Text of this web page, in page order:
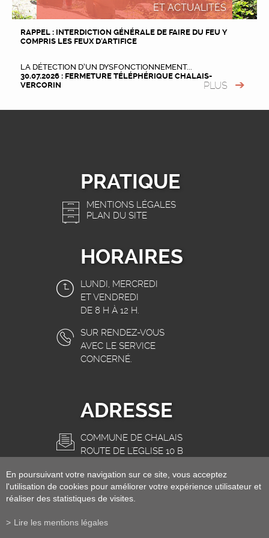
ET ACTUALITÉS
RAPPEL : INTERDICTION GÉNÉRALE DE FAIRE DU FEU Y
COMPRIS LES FEUX D'ARTIFICE
LA DÉTECTION D’UN DYSFONCTIONNEMENT...
30.07.2026 : FERMETURE TÉLÉPHÉRIQUE CHALAIS-
VERCORIN
PLUS
PRATIQUE
MENTIONS LÉGALES
PLAN DU SITE
HORAIRES
LUNDI, MERCREDI
ET VENDREDI
DE 8 H À 12 H.
SUR RENDEZ-VOUS
AVEC LE SERVICE
CONCERNÉ.
ADRESSE
COMMUNE DE CHALAIS
ROUTE DE L'EGLISE 10 B
INFO@CHALAIS.CH
En poursuivant votre navigation sur ce site, vous acceptez
l'utilisation de cookies pour améliorer votre expérience utilisateur et
réaliser des statistiques de visites.
Lire les mentions légales